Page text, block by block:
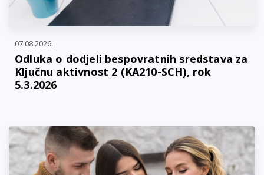
07.08.2026.
Odluka o dodjeli bespovratnih sredstava za
Ključnu aktivnost 2 (KA210-SCH), rok
5.3.2026